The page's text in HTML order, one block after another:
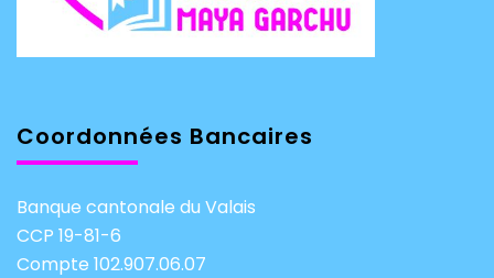
Coordonnées Bancaires
Banque cantonale du Valais
CCP 19-81-6
Compte 102.907.06.07